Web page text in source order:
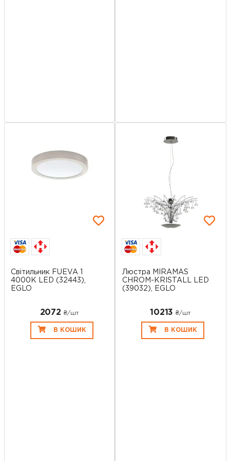
Світильник FUEVA 1
4000K LED (32443),
EGLO
2072 ₴/шт
В КОШИК
Люстра MIRAMAS
CHROM-KRISTALL LED
(39032), EGLO
10213 ₴/шт
В КОШИК